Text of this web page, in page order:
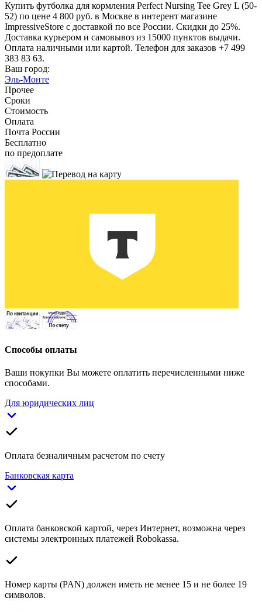
Купить футболка для кормления Perfect Nursing Tee Grey L (50-
52) по цене 4 800 руб. в Москве в интерент магазине
ImpressiveStore с доставкой по все России. Скидки до 25%.
Доставка курьером и самовывоз из 15000 пунктов выдачи.
Оплата наличными или картой. Телефон для заказов +7 499
383 83 63.
Ваш город:
Эль-Монте
Прочее
Сроки
Стоимость
Оплата
Почта России
Бесплатно
по предоплате
Способы оплаты
Ваши покупки Вы можете оплатить перечисленными ниже
способами.
Для юридических лиц
Оплата безналичным расчетом по счету
Банковская карта
Оплата банковской картой, через Интернет, возможна через
системы электронных платежей Robokassa.
Номер карты (PAN) должен иметь не менее 15 и не более 19
символов.